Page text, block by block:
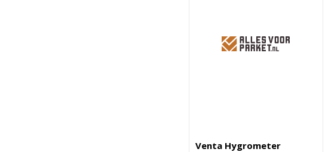
Venta Hygrometer